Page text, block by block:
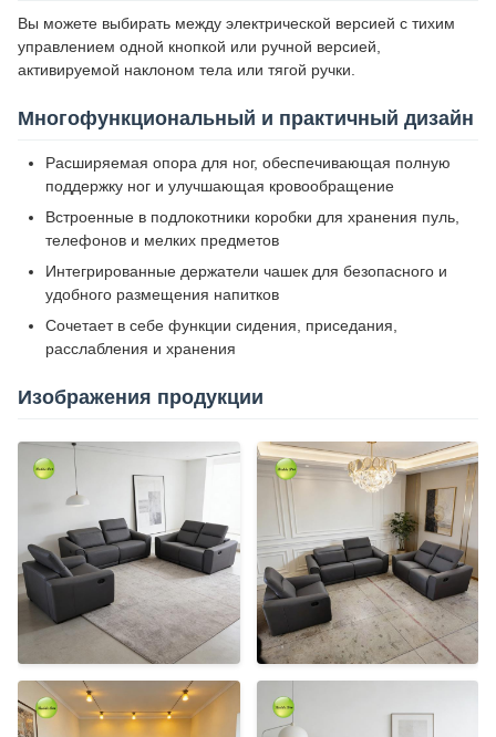
Вы можете выбирать между электрической версией с тихим
управлением одной кнопкой или ручной версией,
активируемой наклоном тела или тягой ручки.
Многофункциональный и практичный дизайн
Расширяемая опора для ног, обеспечивающая полную
поддержку ног и улучшающая кровообращение
Встроенные в подлокотники коробки для хранения пуль,
телефонов и мелких предметов
Интегрированные держатели чашек для безопасного и
удобного размещения напитков
Сочетает в себе функции сидения, приседания,
расслабления и хранения
Изображения продукции